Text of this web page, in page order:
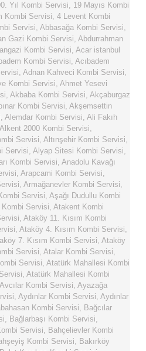
Yıl Kombi Servisi, 19 Mayıs Kombi
Kombi Servisi, 4 Levent Kombi
Servisi, Abbasağa Kombi Servisi,
Gazi Kombi Servisi, Abdurrahman
Kombi Servisi, Acar istanbul
Kombi Servisi, Acıbadem
, Adnan Kahveci Kombi Servisi,
Kombi Servisi, Ahmet Yesevi
, Akbaba Kombi Servisi, Akçaburgaz
Kombi Servisi, Akşemsettin
, Alemdar Kombi Servisi, Ali Fakıh
Alkent 2000 Kombi Servisi,
Servisi, Altınşehir Kombi Servisi,
Servisi, Alyap Sitesi Kombi Servisi,
Kombi Servisi, Anadolu Kavağı
, Arapcami Kombi Servisi,
, Armağanevler Kombi Servisi,
Servisi, Aşağı Dudullu Kombi
Servisi, Atakent Kombi
, Ataköy 11. Kısım Kombi
, Ataköy 4. Kısım Kombi Servisi,
7. Kısım Kombi Servisi, Ataköy
Servisi, Atalar Kombi Servisi,
Servisi, Atatürk Mahallesi Kombi
, Atatürk Mahallesi Kombi
Avcılar Kombi Servisi, Ayazağa
, Aydınlar Kombi Servisi, Aydınlar
Kombi Servisi, Bağcılar
, Bağlarbaşı Kombi Servisi,
Servisi, Bahçelievler Kombi
Kombi Servisi, Bakırköy